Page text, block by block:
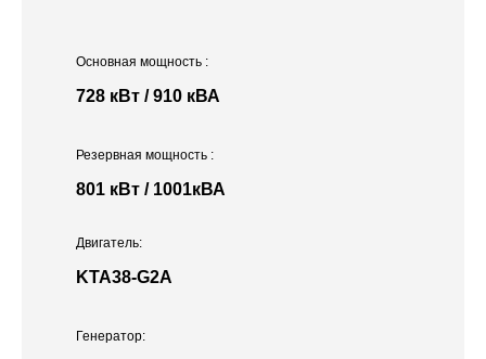
Основная мощность :
728 кВт / 910 кВА
Двигатель:
KTA38-G2A
Резервная мощность :
801 кВт / 1001кВА
Генератор: